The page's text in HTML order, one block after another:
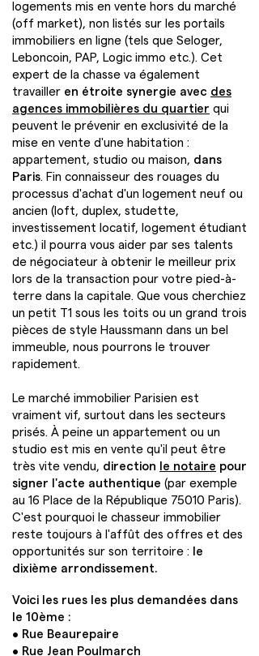
logements mis en vente hors du marché
(off market), non listés sur les portails
immobiliers en ligne (tels que Seloger,
Leboncoin, PAP, Logic immo etc.). Cet
expert de la chasse va également
travailler en étroite synergie avec des
agences immobilières du quartier qui
peuvent le prévenir en exclusivité de la
mise en vente d'une habitation :
appartement, studio ou maison, dans
Paris. Fin connaisseur des rouages du
processus d'achat d'un logement neuf ou
ancien (loft, duplex, studette,
investissement locatif, logement étudiant
etc.) il pourra vous aider par ses talents
de négociateur à obtenir le meilleur prix
lors de la transaction pour votre pied-à-
terre dans la capitale. Que vous cherchiez
un petit T1 sous les toits ou un grand trois
pièces de style Haussmann dans un bel
immeuble, nous pourrons le trouver
rapidement.
Le marché immobilier Parisien est
vraiment vif, surtout dans les secteurs
prisés. À peine un appartement ou un
studio est mis en vente qu'il peut être
très vite vendu, direction le notaire pour
signer l'acte authentique (par exemple
au 16 Place de la République 75010 Paris).
C'est pourquoi le chasseur immobilier
reste toujours à l'affût des offres et des
opportunités sur son territoire :
le
dixième arrondissement.
Voici les rues les plus demandées dans
le 10ème :
• Rue Beaurepaire
• Rue Jean Poulmarch